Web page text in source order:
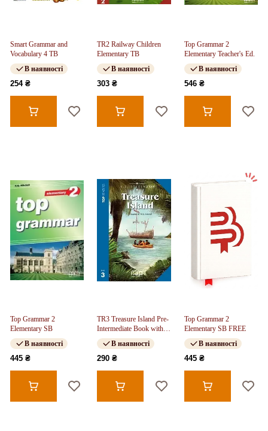
Smart Grammar and
Vocabulary 4 TB
В наявності
254 ₴
TR2 Railway Children
Elementary TB
В наявності
303 ₴
Top Grammar 2
Elementary Teacher's Ed.
В наявності
546 ₴
Top Grammar 2
Elementary SB
В наявності
445 ₴
TR3 Treasure Island Pre-
Intermediate Book with
CD FREE
В наявності
290 ₴
Top Grammar 2
Elementary SB FREE
В наявності
445 ₴